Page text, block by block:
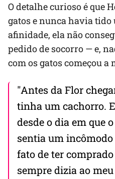
O detalhe curioso é que
gatos e nunca havia
afinidade, ela não
pedido de socorro — e,
com os gatos começou a
"Antes da Flor
tinha um cachorro.
desde o dia em que
sentia um
fato de ter
sempre dizia ao